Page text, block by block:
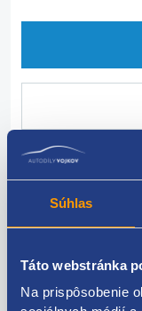
Súhlas
Táto webstránka
Na prispôsobenie
Popis produktu
model: bez